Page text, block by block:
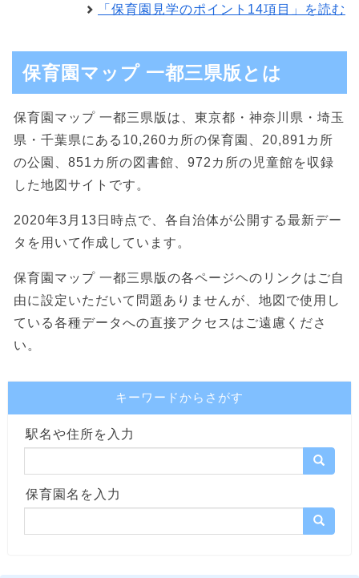
「保育園見学のポイント14項目」を読む
保育園マップ 一都三県版とは
保育園マップ 一都三県版は、東京都・神奈川県・埼玉
県・千葉県にある10,260カ所の保育園、20,891カ所
の公園、851カ所の図書館、972カ所の児童館を収録
した地図サイトです。
2020年3月13日時点で、各自治体が公開する最新デー
タを用いて作成しています。
保育園マップ 一都三県版の各ページヘのリンクはご自
由に設定いただいて問題ありませんが、地図で使用し
ている各種データへの直接アクセスはご遠慮くださ
い。
キーワードからさがす
駅名や住所を入力
保育園名を入力